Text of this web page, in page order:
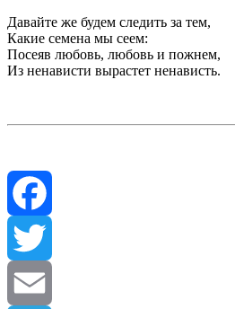
Давайте же будем следить за тем,
Какие семена мы сеем:
Посеяв любовь, любовь и пожнем,
Из ненависти вырастет ненависть.
Facebook
Twitter